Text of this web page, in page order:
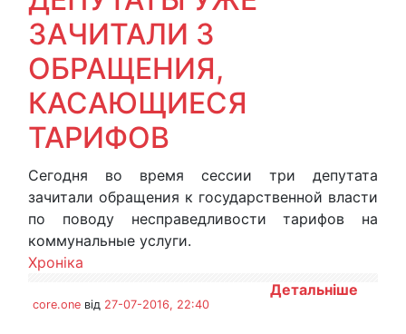
ЗАЧИТАЛИ 3
ОБРАЩЕНИЯ,
КАСАЮЩИЕСЯ
ТАРИФОВ
Сегодня во время сессии три депутата
зачитали обращения к государственной власти
по поводу несправедливости тарифов на
коммунальные услуги.
Хроніка
Детальніше
core.one від 27-07-2016, 22:40